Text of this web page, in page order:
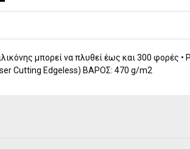
μπορεί να πλυθεί έως και 300 φορές
Cutting Edgeless) ΒΑΡΟΣ: 470 g/m2